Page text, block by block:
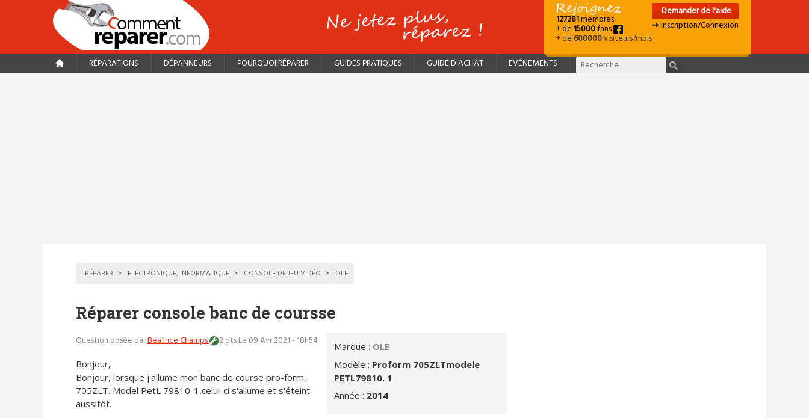
127281membres
+ de15000fans
+ de600000visiteurs/mois
Demander de l'aide
➜ Inscription/Connexion
RÉPARATIONS DÉPANNEURS POURQUOI RÉPARER GUIDES PRATIQUES GUIDE D'ACHAT EVÉNEMENTS
RÉPARER ELECTRONIQUE, INFORMATIQUE CONSOLE DE JEU VIDÉO OLE
Réparer console banc de coursse
Marque : OLE
Modèle : Proform 705ZLTmodele
PETL79810. 1
Année : 2014
Question posée parBeatrice Champs 2 ptsLe 09 Avr 2021 - 18h54
Bonjour,
Bonjour, lorsque j'allume mon banc de course pro-form,
705ZLT. Model PetL 79810-1,celui-ci s'allume et s'éteint
aussitôt.